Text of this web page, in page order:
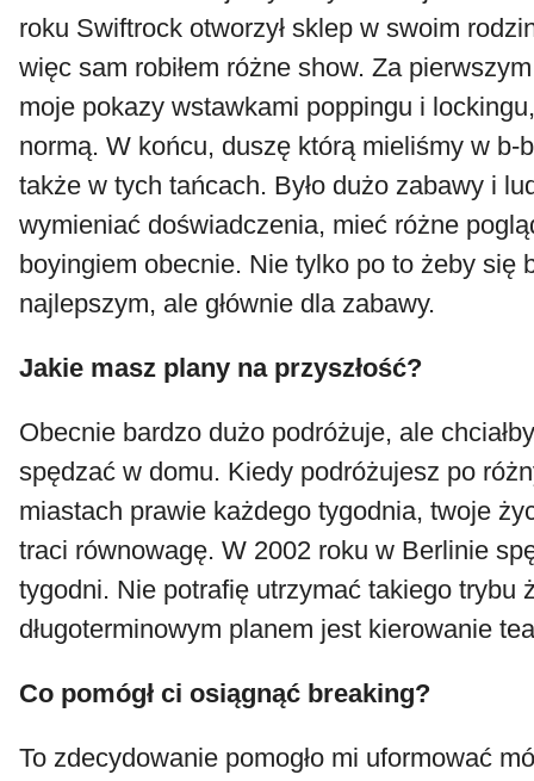
roku Swiftrock otworzył sklep w swoim
więc sam robiłem różne show. Za pierwszym
moje pokazy wstawkami poppingu i
normą. W końcu, duszę którą mieliśmy w b-
także w tych tańcach. Było dużo zabawy i
wymieniać doświadczenia, mieć różne
boyingiem obecnie. Nie tylko po to żeby się
najlepszym, ale głównie dla zabawy.
Jakie masz plany na przyszłość?
Obecnie bardzo dużo podróżuje, ale
spędzać w domu. Kiedy podróżujesz po
miastach prawie każdego tygodnia, twoje
traci równowagę. W 2002 roku w Berlinie
tygodni. Nie potrafię utrzymać takiego trybu
długoterminowym planem jest kierowanie
Co pomógł ci osiągnąć breaking?
To zdecydowanie pomogło mi uformować